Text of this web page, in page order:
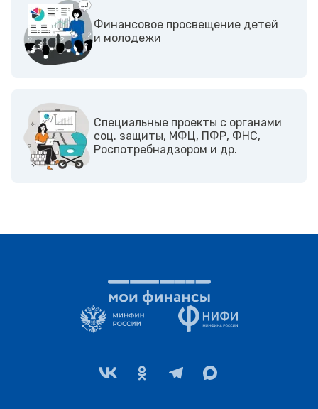
Финансовое просвещение детей
и молодежи
Cпециальные проекты с органами
соц. защиты, МФЦ, ПФР, ФНС,
Роспотребнадзором и др.